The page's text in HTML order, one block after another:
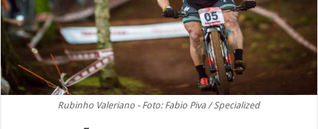
Rubinho Valeriano - Foto: Fabio Piva / Specialized